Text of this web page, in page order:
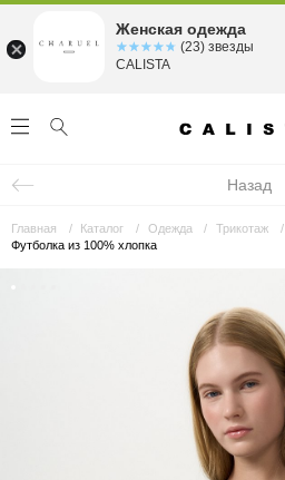
Назад
Главная Каталог Одежда Трикотаж
Футболка из 100% хлопка
Женская одежда
☆☆☆☆☆
★★★★★ (23) звезды
CALISTA